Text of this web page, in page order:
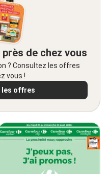
de chez vous
? Consultez les offres
vous !
les offres